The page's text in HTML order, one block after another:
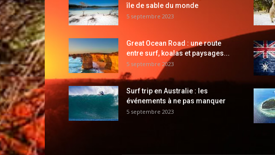
île de sable du monde
5 septembre 2023
Great Ocean Road : une route
entre surf, koalas et paysages...
5 septembre 2023
Surf trip en Australie : les
événements à ne pas manquer
5 septembre 2023